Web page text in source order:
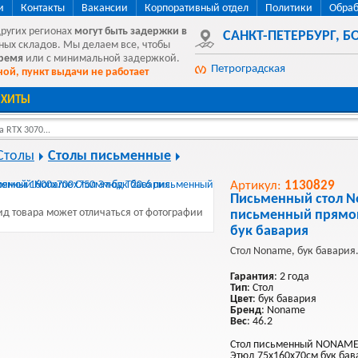
Контакты Вакансии Корпоративный отдел Политики
регионах могут быть задержки в
складов. Мы делаем все, чтобы
или с минимальной задержкой.
пункт выдачи не работает
САНКТ-ПЕТЕРБУРГ,
Петроградская
ХИТЫ
RTX 3070...
Столы письменные
товара может отличаться от фотографии
Артикул: 1130829
Письменный стол
письменный
бук бавария
Стол Noname, бук бавария.
Гарантия: 2 года
Тип: Стол
Цвет: бук бавария
Бренд: Noname
Вес: 46.2
Стол письменный